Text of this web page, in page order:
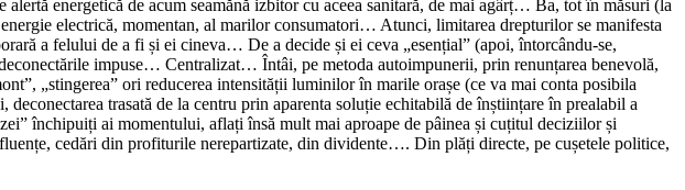
energetică de acum seamănă izbitor cu aceea sanitară, de mai agârț… Ba, tot în măsuri (la
electrică, momentan, al marilor consumatori… Atunci, limitarea drepturilor se manifesta
a felului de a fi și ei cineva… De a decide și ei ceva „esențial” (apoi, întorcându-se,
impuse… Centralizat… Întâi, pe metoda autoimpunerii, prin renunțarea benevolă,
„stingerea” ori reducerea intensității luminilor în marile orașe (ce va mai conta posibila
trasată de la centru prin aparenta soluție echitabilă de înștiințare în prealabil a
închipuiți ai momentului, aflați însă mult mai aproape de pâinea și cuțitul deciziilor și
cedări din profiturile nerepartizate, din dividente…. Din plăți directe, pe cușetele politice,